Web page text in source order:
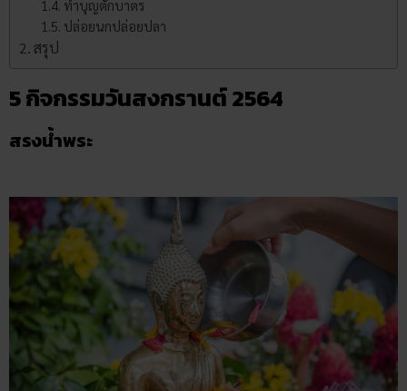
ทำบุญตักบาตร
ปล่อยนกปล่อยปลา
สรุป
5 กิจกรรมวันสงกรานต์ 2564
สรงน้ำพระ